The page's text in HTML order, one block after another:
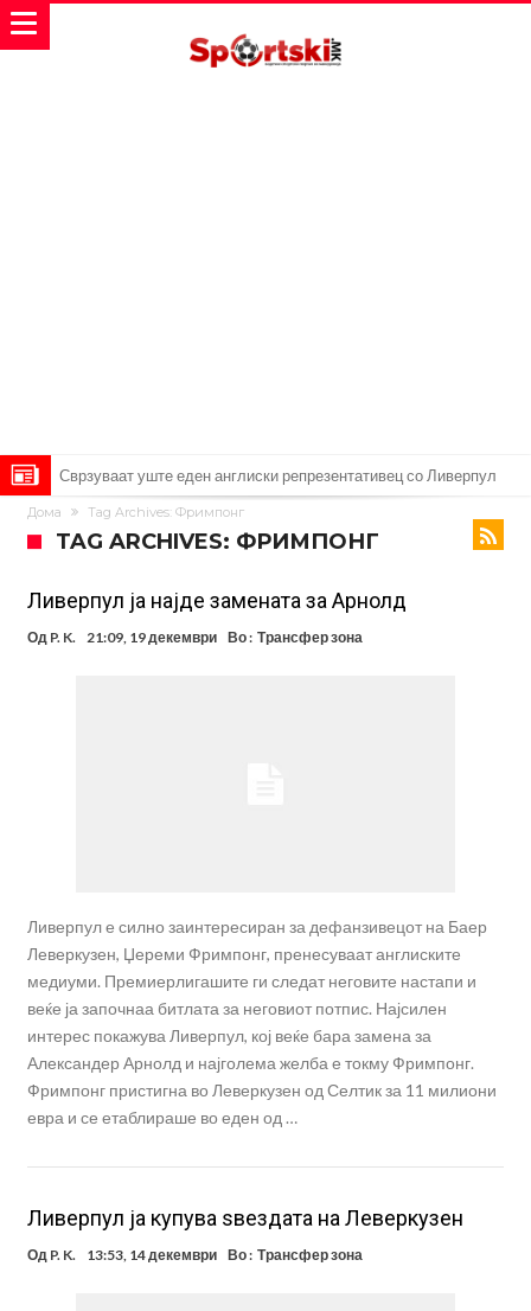
Замена за Влаховиќ: Напаѓачот на Манчестер доаѓа во Јувентус!
УЕФА повторно се заканува со бојкот на турнирите на ФИФА
Мурињо бесен поради одлуката на Реал: Протекоа детали од
разговорот што го потресе Мадрид!
Трансфер бомба во најва – Ливерпул сака да се засили од Реал
Мадрид!
Карагер ги изненади сите со својата прогноза: “Тие ќе ја освојат
Дома Tag Archives: Фримпонг
TAG ARCHIVES: ФРИМПОНГ
Ливерпул ја најде замената за Арнолд
Од P. K. 21:09, 19 декември Во : Трансфер зона
Ливерпул е силно заинтересиран за дефанзивецот на Баер
Леверкузен, Џереми Фримпонг, пренесуваат англиските
медиуми. Премиерлигашите ги следат неговите настапи и
веќе ја започнаа битлата за неговиот потпис. Најсилен
интерес покажува Ливерпул, кој веќе бара замена за
Александер Арнолд и најголема желба е токму Фримпонг.
Фримпонг пристигна во Леверкузен од Селтик за 11 милиони
евра и се етаблираше во еден од …
Ливерпул ја купува ѕвездата на Леверкузен
Од P. K. 13:53, 14 декември Во : Трансфер зона